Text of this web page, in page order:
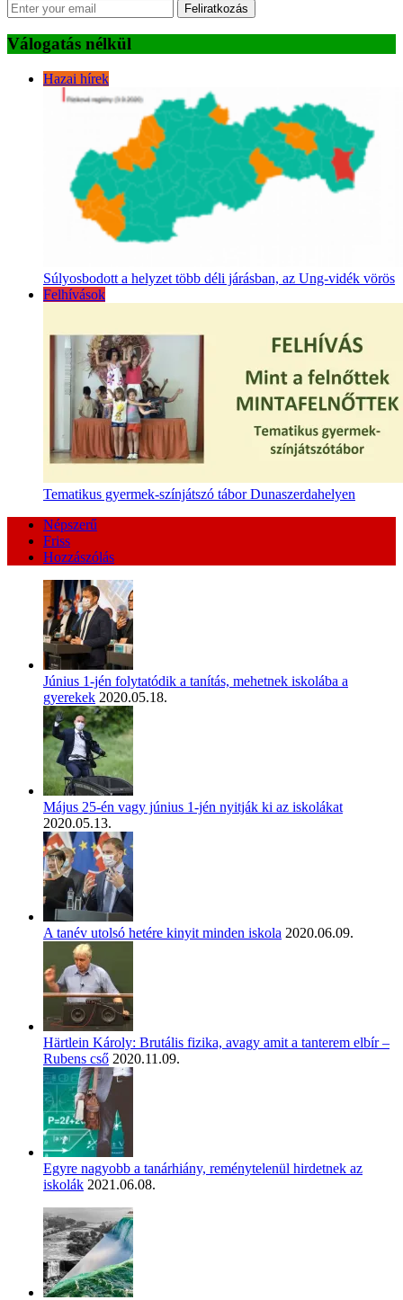
Feliratkozás
Válogatás nélkül
Hazai hírek
Súlyosbodott a helyzet több déli járásban, az Ung-vidék vörös
Felhívások
Tematikus gyermek-színjátszó tábor Dunaszerdahelyen
Népszerű
Friss
Hozzászólás
Június 1-jén folytatódik a tanítás, mehetnek iskolába a
gyerekek 2020.05.18.
Május 25-én vagy június 1-jén nyitják ki az iskolákat
2020.05.13.
A tanév utolsó hetére kinyit minden iskola 2020.06.09.
Härtlein Károly: Brutális fizika, avagy amit a tanterem elbír –
Rubens cső 2020.11.09.
Egyre nagyobb a tanárhiány, reménytelenül hirdetnek az
iskolák 2021.06.08.